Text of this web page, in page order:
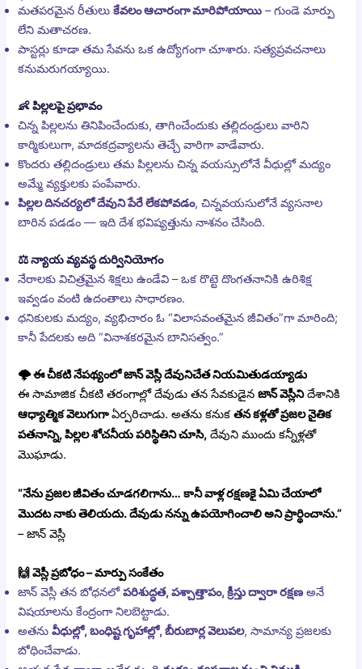
మతపరమైన రీతులుకేవలం ఆచారంగా మారిపోయాయి – గుండె మార్పు
లేని మతాచరణ.
పాస్టర్లు కూడా తమ సేవను ఒక ఉద్యోగంగా చూశారు. సత్యప్రవచనాలు
కనుమరుగయ్యాయి.
👶పిల్లలపై ప్రభావం
చిన్న పిల్లలను తినిపించేందుకు, తాగించేందుకు తల్లిదండ్రులు వారిని
కార్మికులుగా, మాదకద్రవ్యాలను తెచ్చే వారిగా వాడేవారు.
కొందరు తల్లిదండ్రులు తమ పిల్లలను చిన్న వయస్సులోనే వీధుల్లో మద్యం
అమ్మే వ్యక్తులకు పంపేవారు.
పిల్లల దినచర్యలో దేవుని పేరే లేకపోవడం, చిన్నవయసులోనే వ్యసనాల
బారిన పడడం — ఇది దేశ భవిష్యత్తును నాశనం చేసింది.
⚖️న్యాయ వ్యవస్థ దుర్వినియోగం
నేరాలకు విచిత్రమైన శిక్షలు ఉండేవి – ఒక రొట్టె దొంగతనానికి ఉరిశిక్ష
ఇవ్వడం వంటి ఉదంతాలు సాధారణం.
ధనికులకు మద్యం, వ్యభిచారం ఓ “విలాసవంతమైన జీవితం”గా మారింది;
కానీ పేదలకు అది “వినాశకరమైన బానిసత్వం.”
🌩️ఈ చీకటి నేపథ్యంలో జాన్ వెస్లీ దేవునిచేత నియమితుడయ్యాడు
ఈ సామాజిక చీకటి తరంగాల్లో దేవుడు తన సేవకుడైనజాన్ వెస్లీనిదేశానికి
ఆధ్యాత్మిక వెలుగుగాఏర్పరిచాడు. అతను కనుకతన కళ్లతో ప్రజల నైతిక
పతనాన్ని, పిల్లల శోచనీయ పరిస్థితిని చూసి, దేవుని ముందు కన్నీళ్లతో
మొఘాడు.
“నేను ప్రజల జీవితం చూడగలిగాను… కానీ వాళ్ల రక్షణకై ఏమి చేయాలో
మొదట నాకు తెలియదు. దేవుడు నన్ను ఉపయోగించాలి అని ప్రార్థించాను.”
– జాన్ వెస్లీ
🙌వెస్లీ ప్రబోధం – మార్పు సంకేతం
జాన్ వెస్లీ తన బోధనలోపరిశుద్ధత, పశ్చాత్తాపం, క్రీస్తు ద్వారా రక్షణ అనే
విషయాలను కేంద్రంగా నిలబెట్టాడు.
అతనువీధుల్లో, బంధిష్ట గృహాల్లో, బీరుబార్ల వెలుపల, సామాన్య ప్రజలకు
బోధించేవాడు.